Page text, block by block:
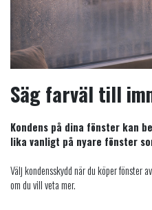
Säg farväl till
Kondens på dina fönster kan
lika vanligt på nyare fönster
Välj kondensskydd när du köper fönster
om du vill veta mer.